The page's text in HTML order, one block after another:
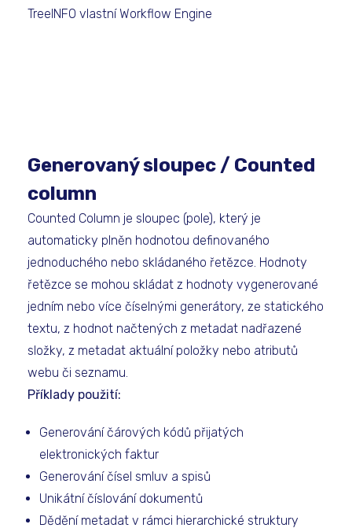
TreeINFO vlastní Workflow Engine
Generovaný sloupec / Counted
column
Counted Column je sloupec (pole), který je
automaticky plněn hodnotou definovaného
jednoduchého nebo skládaného řetězce. Hodnoty
řetězce se mohou skládat z hodnoty vygenerované
jedním nebo více číselnými generátory, ze statického
textu, z hodnot načtených z metadat nadřazené
složky, z metadat aktuální položky nebo atributů
webu či seznamu.
Příklady použití:
Generování čárových kódů přijatých
elektronických faktur
Generování čísel smluv a spisů
Unikátní číslování dokumentů
Dědění metadat v rámci hierarchické struktury